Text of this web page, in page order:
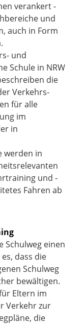
verankert -
und
auch in Form
und
Schule in NRW
die
Verkehrs-
für alle
im
in
werden in
und -
Fahren ab
Schulweg einen
dass die
Schulweg
bewältigen.
Eltern im
Verkehr zur
die